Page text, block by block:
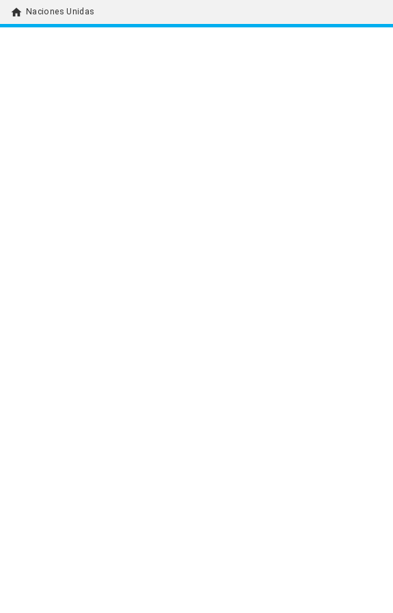
home Naciones Unidas